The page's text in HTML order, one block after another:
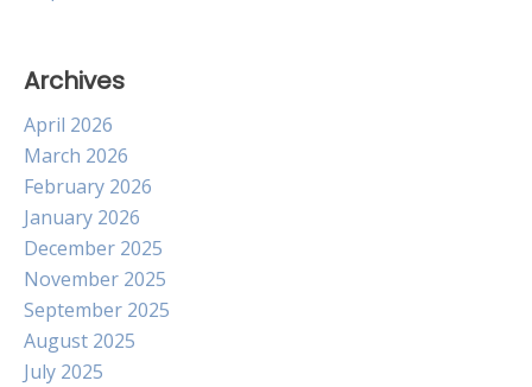
Archives
April 2026
March 2026
February 2026
January 2026
December 2025
November 2025
September 2025
August 2025
July 2025